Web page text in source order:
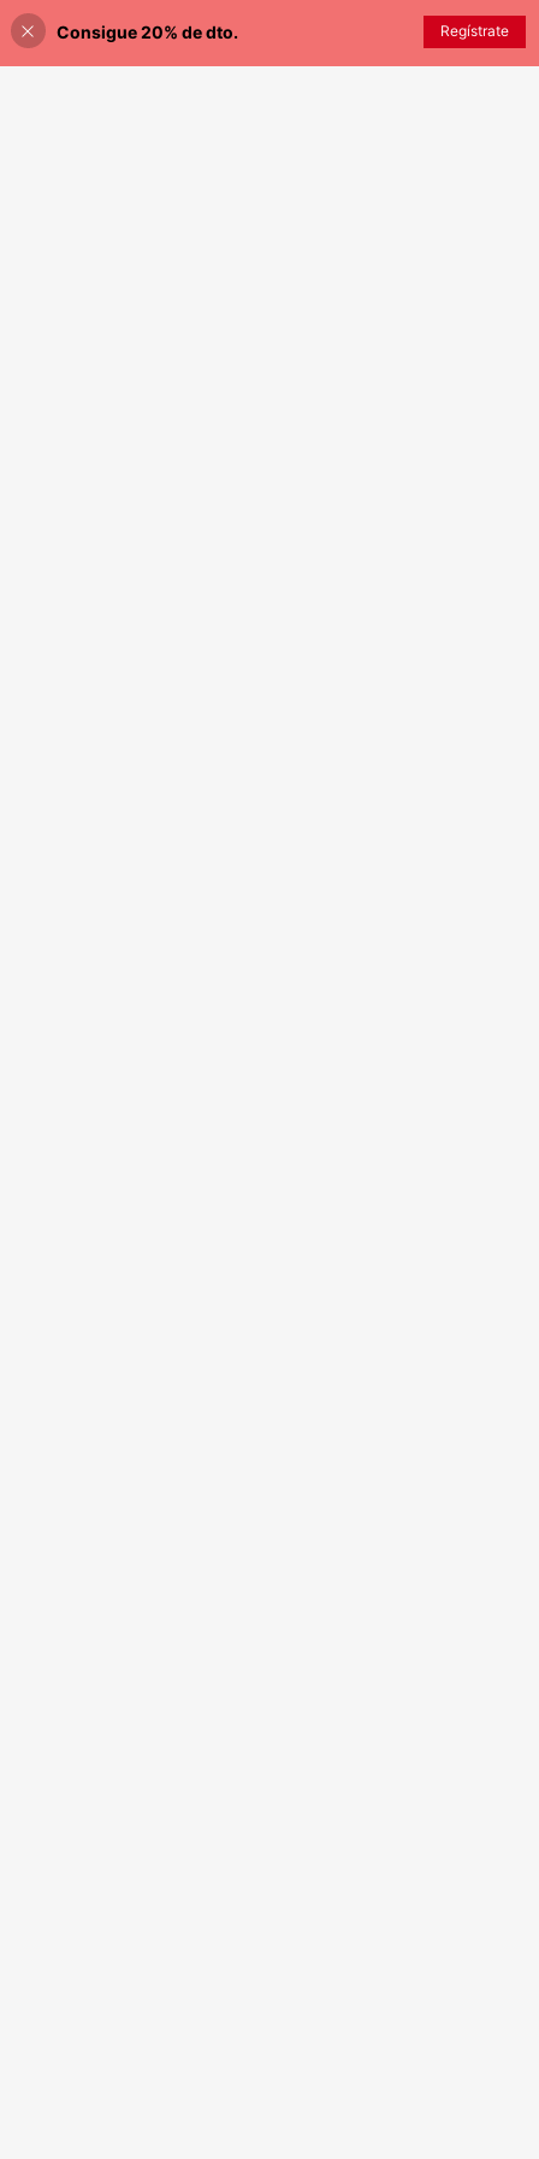
a avión, camping, baño y otras ocas
iones, empaquetadas individualmen
te, esenciales para baños públicos
¡40% DE DESCUENTO! AÑADIR A LA BOLSA
Consigue 20% de dto. Regístrate